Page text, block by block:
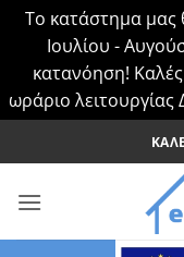
Το κατάστημα μας
Ιουλίου -
κατανόηση!
ωράριο
στο